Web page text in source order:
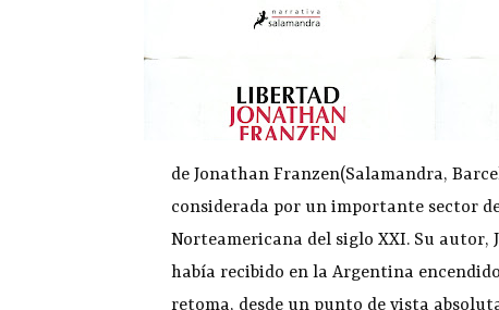
de Jonathan Franzen(Salamandra,
considerada por un importante sector
Norteamericana del siglo XXI. Su autor,
había recibido en la Argentina
retoma, desde un punto de vista